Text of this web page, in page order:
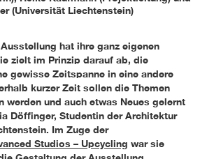
(Universität Liechtenstein)
hat ihre ganz eigenen
zielt im Prinzip darauf ab, die
gewisse Zeitspanne in eine andere
kurzer Zeit sollen die Themen
werden und auch etwas Neues gelernt
Döffinger, Studentin der Architektur
Im Zuge der
Studios – Upcycling war sie